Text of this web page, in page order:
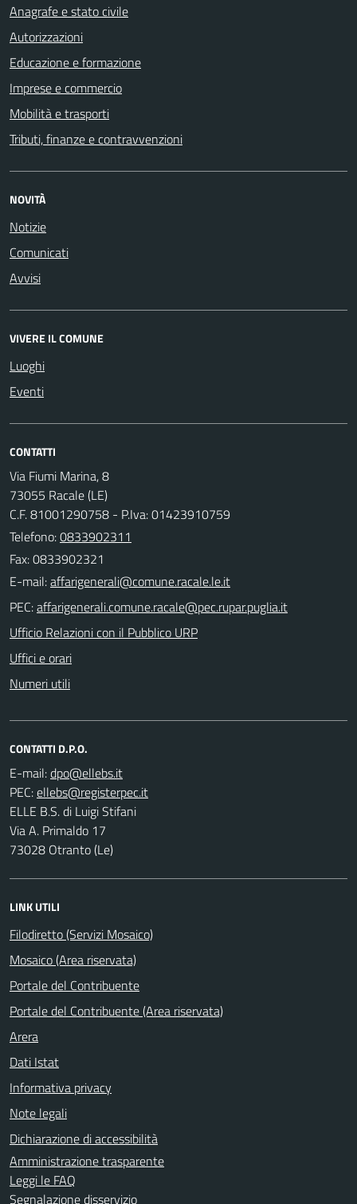
Anagrafe e stato civile
Autorizzazioni
Educazione e formazione
Imprese e commercio
Mobilità e trasporti
Tributi, finanze e contravvenzioni
NOVITÀ
Notizie
Comunicati
Avvisi
VIVERE IL COMUNE
Luoghi
Eventi
CONTATTI
Via Fiumi Marina, 8
73055 Racale (LE)
C.F. 81001290758 - P.Iva: 01423910759
Telefono:0833902311
Fax: 0833902321
E-mail:
PEC:
Ufficio Relazioni con il Pubblico URP
Uffici e orari
Numeri utili
CONTATTI D.P.O.
E-mail:
PEC:
ELLE B.S. di Luigi Stifani
Via A. Primaldo 17
73028 Otranto (Le)
LINK UTILI
Filodiretto (Servizi Mosaico)
Mosaico (Area riservata)
Portale del Contribuente
Portale del Contribuente (Area riservata)
Arera
Dati Istat
Informativa privacy
Note legali
Dichiarazione di accessibilità
Amministrazione trasparente
Leggi le FAQ
Segnalazione disservizio